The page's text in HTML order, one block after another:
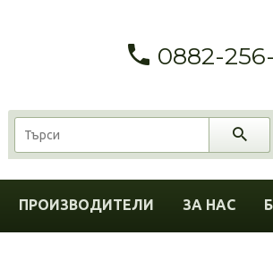
0882-
ПРОИЗВОДИТЕЛИ ЗА НАС